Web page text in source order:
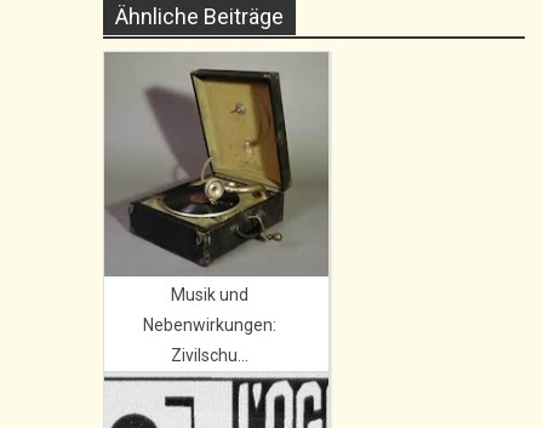
Ähnliche Beiträge
Musik und
Nebenwirkungen:
Zivilschu...